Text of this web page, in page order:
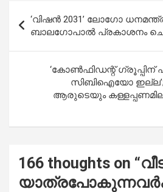
b
o
o
s
A
p
p
navigation
‘വിഷൻ 2031’ ലോഗോ
ബാലഗോപാൽ പ്രകാശനം
‘കോൺഫിഡന്റ് ​ഗ്രൂപ്പിന്
സിബിഐയോ
ആരുടെയും
166 thoughts on “